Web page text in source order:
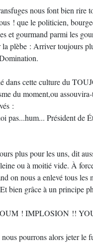
nous font bien rire
! que le politicien,
et gourmand parmi les
plèbe : Arriver toujours
dans cette culture du
du moment,ou
:
pas...hum... Président de
plus pour les uns, dit
ou à moitié vide. À
on nous a enlevé tous
bien grâce à un principe
! IMPLOSION !!
pourrons alors jeter le